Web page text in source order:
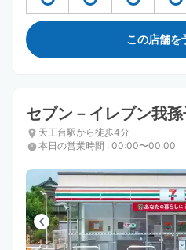
この店舗を
セブン－イレブン我
天王台駅から徒歩4分
本日の営業時間 : 00:00〜00:00